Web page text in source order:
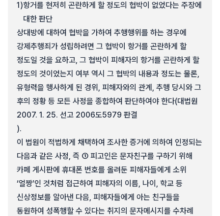
1)항거를 현저히 곤란하게 할 정도의 협박이 없었다는 주장에
대한 판단
상대방에 대하여 협박을 가하여 추행행위를 하는 경우에
강제추행죄가 성립하려면 그 협박이 항거를 곤란하게 할
정도일 것을 요하고, 그 협박이 피해자의 항거를 곤란하게 할
정도의 것이었는지 여부 역시 그 협박의 내용과 정도는 물론,
유형력을 행사하게 된 경위, 피해자와의 관계, 추행 당시와 그
후의 정황 등 모든 사정을 종합하여 판단하여야 한다(대법원
2007. 1. 25. 선고 2006도5979 판결
).
이 법원이 적법하게 채택하여 조사한 증거에 의하여 인정되는
다음과 같은 사정, 즉 ① 피고인은 문자친구를 구하기 위해
카페 게시판에 휴대폰 번호를 올려둔 피해자들에게 소위
‘얼짱’인 것처럼 접근하여 피해자의 이름, 나이, 학교 등
신상정보를 알아낸 다음, 피해자들에게 아는 친구들을
동원하여 성폭행할 수 있다는 취지의 문자메시지를 수차례